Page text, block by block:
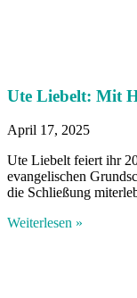
Ute Liebelt: Mit
April 17, 2025
Ute Liebelt feiert ihr
evangelischen
die Schließung
Weiterlesen »